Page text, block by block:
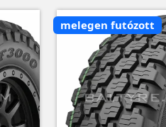
melegen futózott